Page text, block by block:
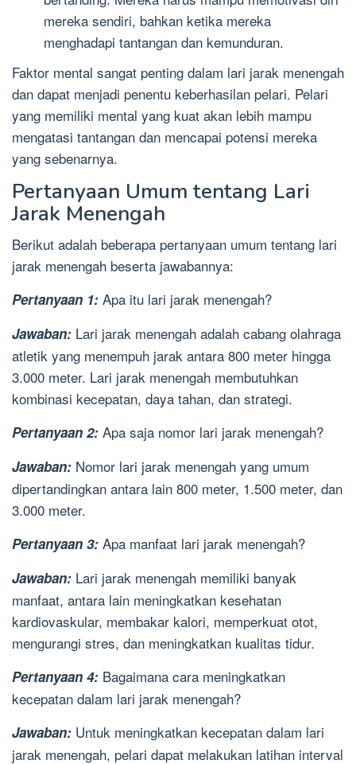
mereka sendiri, bahkan ketika mereka
menghadapi tantangan dan kemunduran.
Faktor mental sangat penting dalam lari jarak menengah
dan dapat menjadi penentu keberhasilan pelari. Pelari
yang memiliki mental yang kuat akan lebih mampu
mengatasi tantangan dan mencapai potensi mereka
yang sebenarnya.
Pertanyaan Umum tentang Lari
Jarak Menengah
Berikut adalah beberapa pertanyaan umum tentang lari
jarak menengah beserta jawabannya:
Pertanyaan 1: Apa itu lari jarak menengah?
Jawaban: Lari jarak menengah adalah cabang olahraga
atletik yang menempuh jarak antara 800 meter hingga
3.000 meter. Lari jarak menengah membutuhkan
kombinasi kecepatan, daya tahan, dan strategi.
Pertanyaan 2: Apa saja nomor lari jarak menengah?
Jawaban: Nomor lari jarak menengah yang umum
dipertandingkan antara lain 800 meter, 1.500 meter, dan
3.000 meter.
Pertanyaan 3: Apa manfaat lari jarak menengah?
Jawaban: Lari jarak menengah memiliki banyak
manfaat, antara lain meningkatkan kesehatan
kardiovaskular, membakar kalori, memperkuat otot,
mengurangi stres, dan meningkatkan kualitas tidur.
Pertanyaan 4: Bagaimana cara meningkatkan
kecepatan dalam lari jarak menengah?
Jawaban: Untuk meningkatkan kecepatan dalam lari
jarak menengah, pelari dapat melakukan latihan interval